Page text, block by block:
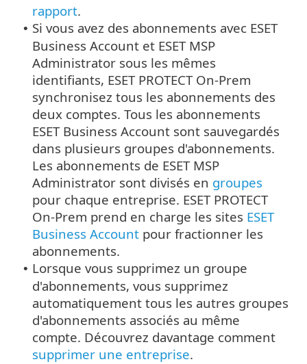
rapport.
• Si vous avez des abonnements avec ESET
Business Account et ESET MSP
Administrator sous les mêmes
identifiants, ESET PROTECT On-Prem
synchronisez tous les abonnements des
deux comptes. Tous les abonnements
ESET Business Account sont sauvegardés
dans plusieurs groupes d'abonnements.
Les abonnements de ESET MSP
Administrator sont divisés en groupes
pour chaque entreprise. ESET PROTECT
On-Prem prend en charge les sites ESET
Business Account pour fractionner les
abonnements.
• Lorsque vous supprimez un groupe
d'abonnements, vous supprimez
automatiquement tous les autres groupes
d'abonnements associés au même
compte. Découvrez davantage comment
supprimer une entreprise.